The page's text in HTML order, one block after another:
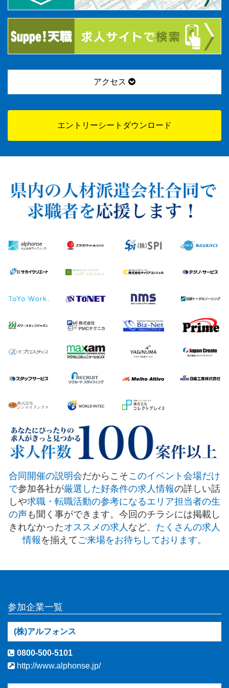
アクセス
エントリーシートダウンロード
合同開催の説明会だからこそこのイベント会場だけ
で参加各社が厳選した好条件の求人情報の詳しい話
しや求職・転職活動の参考になるエリア担当者の生
の声も聞く事ができます。今回のチラシには掲載し
きれなかったオススメの求人 など、 たくさんの求人
情報 を揃えて ご来場をお待ちしております。
参加企業一覧
(株)アルフォンス
0800-500-5101
http://www.alphonse.jp/